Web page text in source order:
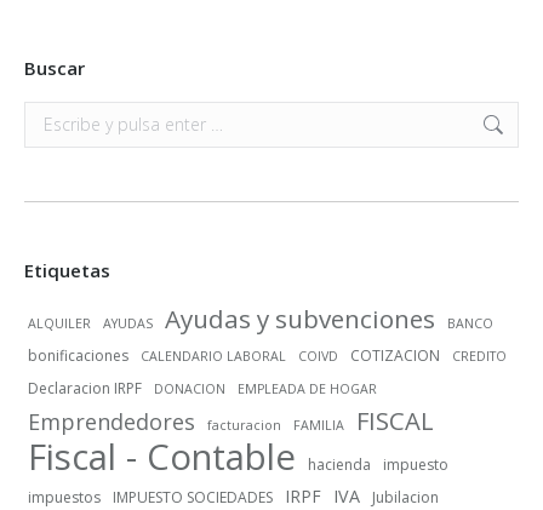
Buscar
Buscar:
Etiquetas
ALQUILER AYUDAS Ayudas y subvenciones BANCO
bonificaciones CALENDARIO LABORAL COIVD COTIZACION CREDITO
Declaracion IRPF DONACION EMPLEADA DE HOGAR
Emprendedores facturacion FAMILIA FISCAL
Fiscal - Contable hacienda
impuesto
impuestos
IMPUESTO SOCIEDADES IRPF IVA Jubilacion